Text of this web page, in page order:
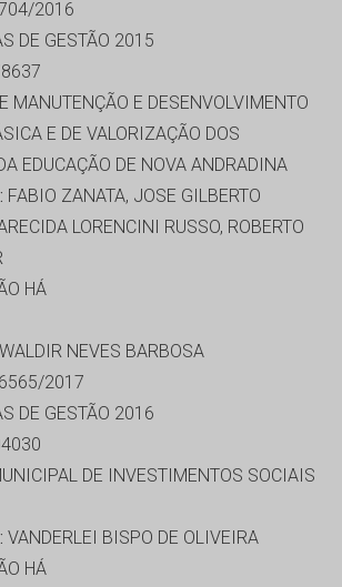
2016
DE GESTÃO 2015
MANUTENÇÃO E DESENVOLVIMENTO
E DE VALORIZAÇÃO DOS
EDUCAÇÃO DE NOVA ANDRADINA
FABIO ZANATA, JOSE GILBERTO
LORENCINI RUSSO, ROBERTO
HÁ
NEVES BARBOSA
2017
DE GESTÃO 2016
DE INVESTIMENTOS SOCIAIS
VANDERLEI BISPO DE OLIVEIRA
HÁ